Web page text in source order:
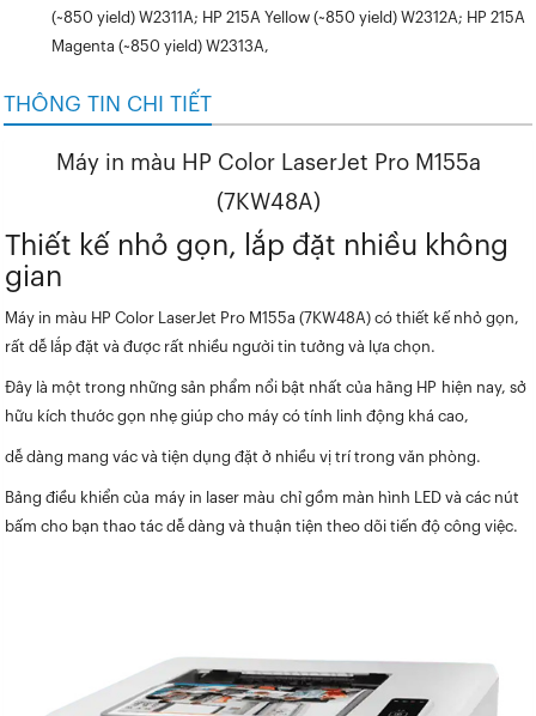
(~850 yield) W2311A; HP 215A Yellow (~850 yield) W2312A; HP 215A
Magenta (~850 yield) W2313A,
THÔNG TIN CHI TIẾT
Máy in màu HP Color LaserJet Pro M155a
(7KW48A)
Thiết kế nhỏ gọn, lắp đặt nhiều không
gian
Máy in màu HP Color LaserJet Pro M155a (7KW48A) có thiết kế nhỏ gọn,
rất dễ lắp đặt và được rất nhiều người tin tưởng và lựa chọn.
Đây là một trong những sản phẩm nổi bật nhất của hãng HP hiện nay, sở
hữu kích thước gọn nhẹ giúp cho máy có tính linh động khá cao,
dễ dàng mang vác và tiện dụng đặt ở nhiều vị trí trong văn phòng.
Bảng điều khiển của máy in laser màu chỉ gồm màn hình LED và các nút
bấm cho bạn thao tác dễ dàng và thuận tiện theo dõi tiến độ công việc.